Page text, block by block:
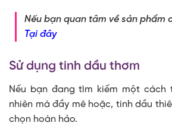
Nếu bạn quan tâm về sản phẩm
Tại đây
Sử dụng tinh dầu thơm
Nếu bạn đang tìm kiếm một cách
nhiên mà đầy mê hoặc, tinh dầu
chọn hoàn hảo.